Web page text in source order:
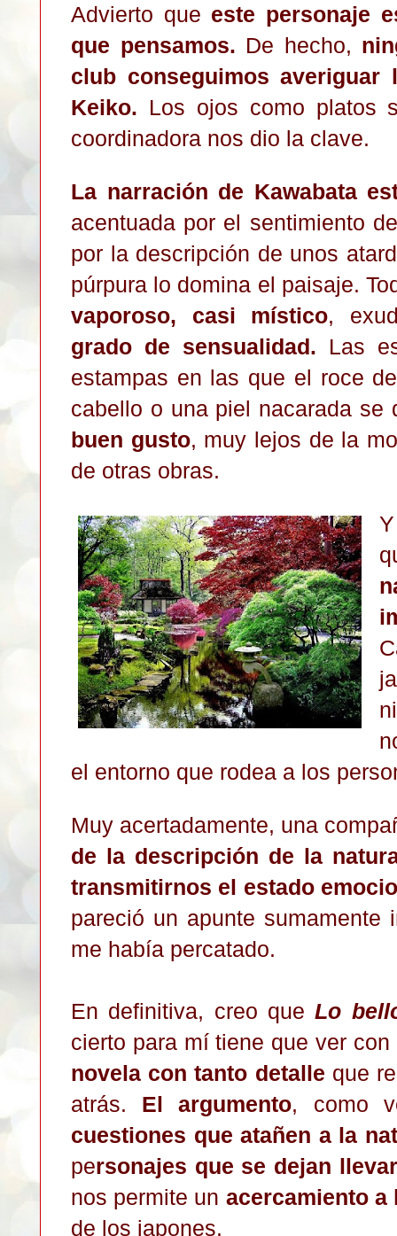
Advierto que este personaje
que pensamos. De hecho,
club conseguimos averiguar
Keiko. Los ojos como platos
coordinadora nos dio la clave.
La narración de Kawabata
acentuada por el sentimiento
por la descripción de unos
púrpura lo domina el paisaje.
vaporoso, casi místico,
grado de sensualidad. Las
estampas en las que el roce
cabello o una piel nacarada se
buen gusto, muy lejos de la
de otras obras.
el entorno que rodea a los
Muy acertadamente, una
de la descripción de la
transmitirnos el estado
pareció un apunte
me había percatado.
En definitiva, creo que Lo
cierto para mí tiene que ver
novela con tanto detalle que
atrás. El argumento, como
cuestiones que atañen a la
personajes que se dejan
nos permite un acercamiento a
de los japones.